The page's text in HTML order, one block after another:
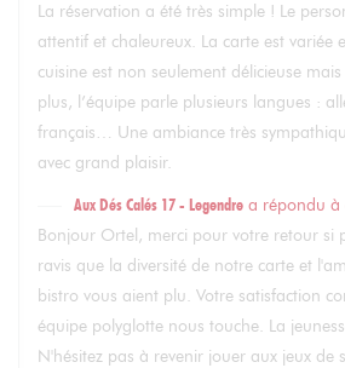
La réservation a été très simple ! Le
attentif et chaleureux. La carte est variée
cuisine est non seulement délicieuse
plus, l’équipe parle plusieurs langues :
français… Une ambiance très
avec grand plaisir.
Aux Dés Calés 17 - Legendre a répondu à
Bonjour Ortel, merci pour votre retour si
ravis que la diversité de notre carte et
bistro vous aient plu. Votre satisfaction
équipe polyglotte nous touche. La
N'hésitez pas à revenir jouer aux jeux de